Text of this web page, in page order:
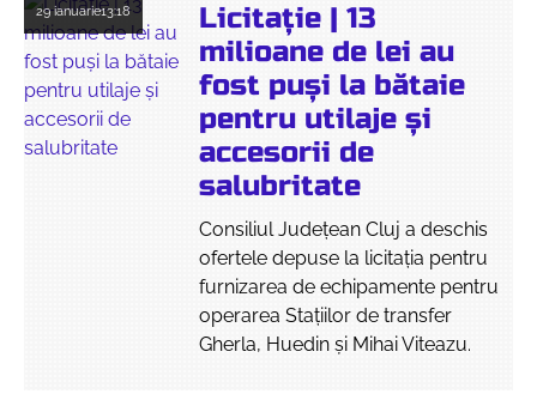
29 ianuarie13:18
Licitație | 13
milioane de lei au
fost puși la bătaie
pentru utilaje și
accesorii de
salubritate
Consiliul Județean Cluj a deschis
ofertele depuse la licitația pentru
furnizarea de echipamente pentru
operarea Stațiilor de transfer
Gherla, Huedin și Mihai Viteazu.